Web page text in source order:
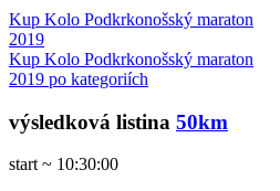
Kup Kolo Podkrkonošský maraton
2019
Kup Kolo Podkrkonošský maraton
2019 po kategoriích
výsledková listina 50km
start ~ 10:30:00